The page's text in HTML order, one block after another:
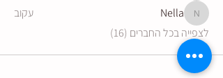
Nella
Nella
עקוב
לצפייה בכל החברים (16)